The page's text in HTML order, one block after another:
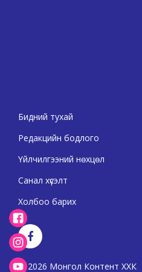
Бидний тухай
Редакцийн бодлого
Үйлчилгээний нөхцөл
Санал хүсэлт
Холбоо барих
2026 Монгол Контент ХХК